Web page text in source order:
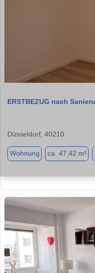
ERSTBEZUG nach
Düsseldorf, 40210
Wohnung ca. 47,42 m²